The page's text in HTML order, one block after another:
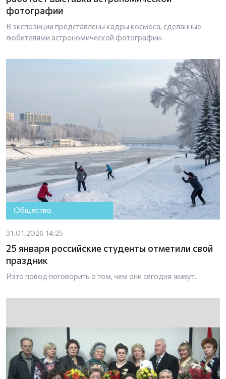
фотографии
В экспозиции представлены кадры космоса, сделанные
любителями астрономической фотографии.
Общество
31.01.2026 14:25
25 января российские студенты отметили свой
праздник
Иэто повод поговорить о том, чем они сегодня живут.